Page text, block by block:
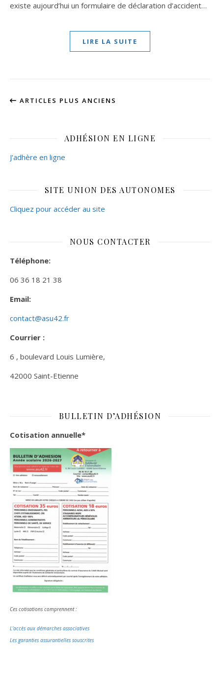
existe aujourd’hui un formulaire de déclaration d’accident…
LIRE LA SUITE
ARTICLES PLUS ANCIENS
ADHÉSION EN LIGNE
J'adhère en ligne
SITE UNION DES AUTONOMES
Cliquez pour accéder au site
NOUS CONTACTER
Téléphone:
06 36 18 21 38
Email:
contact@asu42.fr
Courrier :
6 , boulevard Louis Lumière,
42000 Saint-Etienne
BULLETIN D’ADHÉSION
Cotisation annuelle*
Ces cotisations comprennent :
L’accès aux démarches associatives
Les garanties assurantielles souscrites